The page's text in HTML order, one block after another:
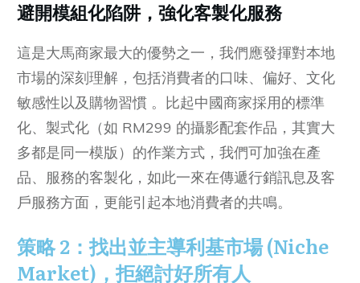
避開模組化陷阱，強化客製化服務
這是大馬商家最大的優勢之一，我們應發揮對本地
市場的深刻理解，包括消費者的口味、偏好、文化
敏感性以及購物習慣 。比起中國商家採用的標準
化、製式化（如 RM299 的攝影配套作品，其實大
多都是同一模版）的作業方式，我們可加強在產
品、服務的客製化，如此一來在傳遞行銷訊息及客
戶服務方面，更能引起本地消費者的共鳴。
策略 2：找出並主導利基市場 (Niche
Market)，拒絕討好所有人